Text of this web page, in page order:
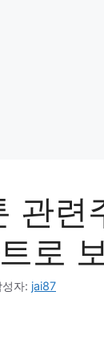
관련
로
성자: jai87